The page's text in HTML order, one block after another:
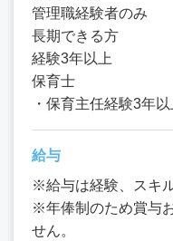
管理職経験者のみ
長期できる方
経験3年以上
保育士
・保育主任経験3年
給与
※給与は経験、スキ
※年俸制のため賞与
せん。